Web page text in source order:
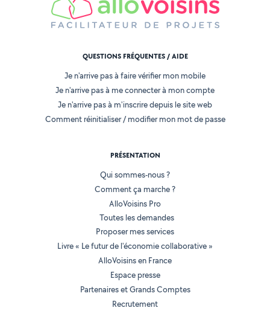
QUESTIONS FRÉQUENTES / AIDE
Je n'arrive pas à faire vérifier mon mobile
Je n'arrive pas à me connecter à mon compte
Je n'arrive pas à m'inscrire depuis le site web
Comment réinitialiser / modifier mon mot de passe
PRÉSENTATION
Qui sommes-nous ?
Comment ça marche ?
AlloVoisins Pro
Toutes les demandes
Proposer mes services
Livre « Le futur de l'économie collaborative »
AlloVoisins en France
Espace presse
Partenaires et Grands Comptes
Recrutement